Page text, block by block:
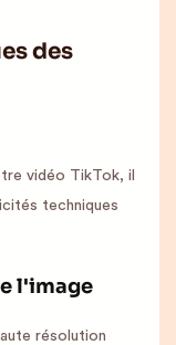
des
vidéo TikTok, il
techniques
l'image
résolution